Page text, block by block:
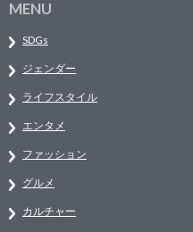
MENU
SDGs
ジェンダー
ライフスタイル
エンタメ
ファッション
グルメ
カルチャー